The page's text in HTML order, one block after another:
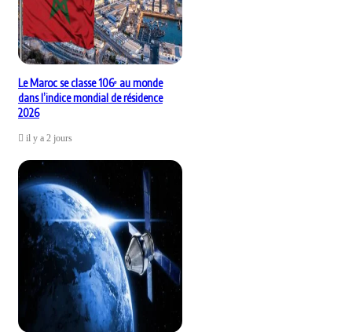
Le Maroc se classe 106ᵉ au monde
dans l’indice mondial de résidence
2026
il y a 2 jours